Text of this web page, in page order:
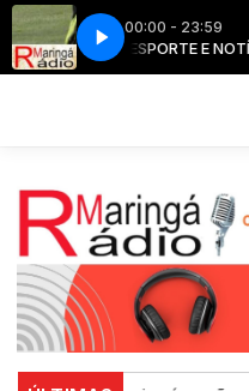
00:00 - 23:59
MÚSICA, ESPORTE E